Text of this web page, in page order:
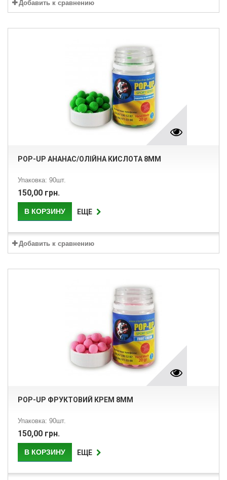
Добавить к сравнению
POP-UP АНАНАС/ОЛІЙНА КИСЛОТА 8ММ
Упаковка: 90шт.
150,00 грн.
В КОРЗИНУ ЕЩЕ
Добавить к сравнению
POP-UP ФРУКТОВИЙ КРЕМ 8ММ
Упаковка: 90шт.
150,00 грн.
В КОРЗИНУ ЕЩЕ